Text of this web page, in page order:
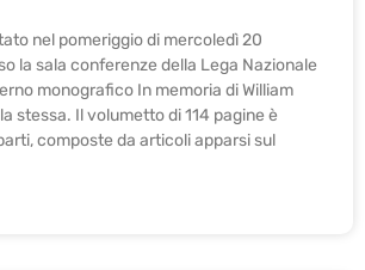
nel pomeriggio di mercoledì 20
la sala conferenze della Lega Nazionale
monografico In memoria di William
stessa. Il volumetto di 114 pagine è
composte da articoli apparsi sul